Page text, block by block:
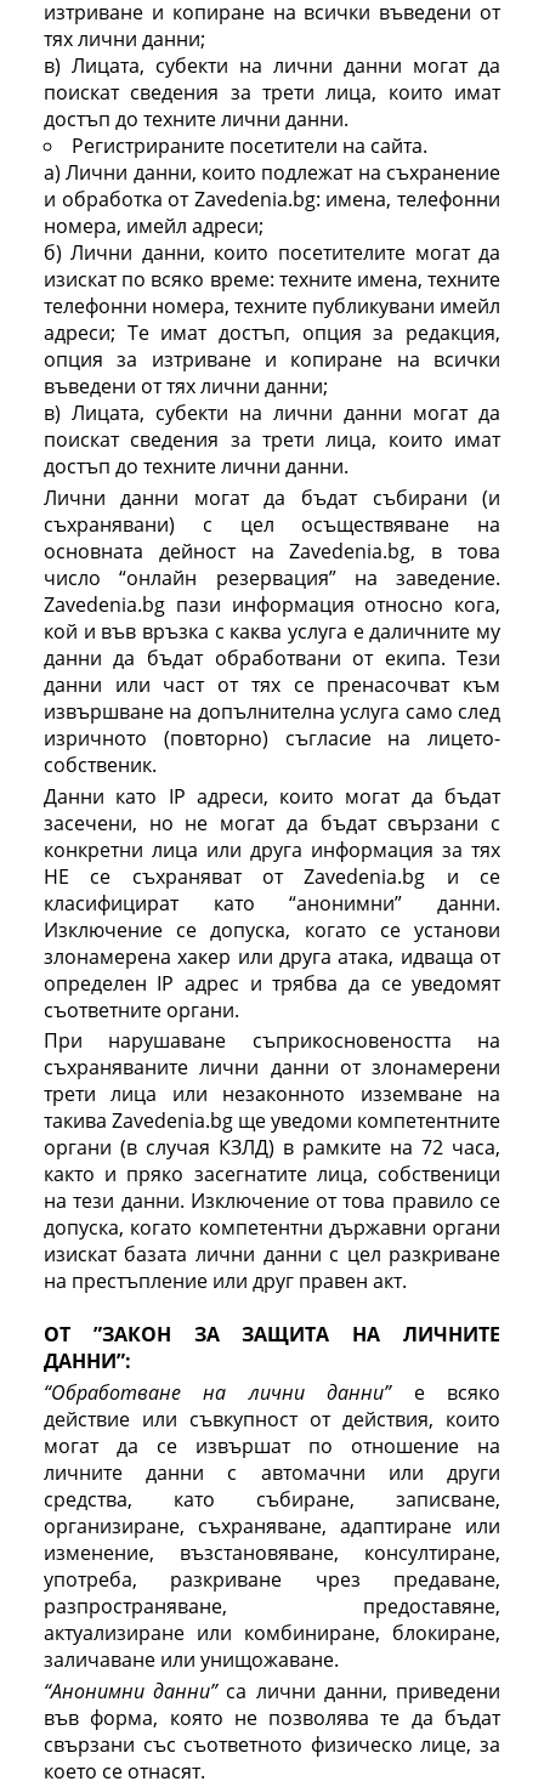
изтриване и копиране на всички въведени от
тях лични данни;
в) Лицата, субекти на лични данни могат да
поискат сведения за трети лица, които имат
достъп до техните лични данни.
Регистрираните посетители на сайта.
а) Лични данни, които подлежат на съхранение
и обработка от Zavedenia.bg: имена, телефонни
номера, имейл адреси;
б) Лични данни, които посетителите могат да
изискат по всяко време: техните имена, техните
телефонни номера, техните публикувани имейл
адреси; Те имат достъп, опция за редакция,
опция за изтриване и копиране на всички
въведени от тях лични данни;
в) Лицата, субекти на лични данни могат да
поискат сведения за трети лица, които имат
достъп до техните лични данни.
Лични данни могат да бъдат събирани (и
съхранявани) с цел осъществяване на
основната дейност на Zavedenia.bg, в това
число “онлайн резервация” на заведение.
Zavedenia.bg пази информация относно кога,
кой и във връзка с каква услуга е даличните му
данни да бъдат обработвани от екипа. Тези
данни или част от тях се пренасочват към
извършване на допълнителна услуга само след
изричното (повторно) съгласие на лицето-
собственик.
Данни като IP адреси, които могат да бъдат
засечени, но не могат да бъдат свързани с
конкретни лица или друга информация за тях
НЕ се съхраняват от Zavedenia.bg и се
класифицират като “анонимни” данни.
Изключение се допуска, когато се установи
злонамерена хакер или друга атака, идваща от
определен IP адрес и трябва да се уведомят
съответните органи.
При нарушаване съприкосновеността на
съхраняваните лични данни от злонамерени
трети лица или незаконното изземване на
такива Zavedenia.bg ще уведоми компетентните
органи (в случая КЗЛД) в рамките на 72 часа,
както и пряко засегнатите лица, собственици
на тези данни. Изключение от това правило се
допуска, когато компетентни държавни органи
изискат базата лични данни с цел разкриване
на престъпление или друг правен акт.
ОТ ”ЗАКОН ЗА ЗАЩИТА НА ЛИЧНИТЕ
ДАННИ”:
“Обработване на лични данни”е всяко
действие или съвкупност от действия, които
могат да се извършат по отношение на
личните данни с автомачни или други
средства, като събиране, записване,
организиране, съхраняване, адаптиране или
изменение, възстановяване, консултиране,
употреба, разкриване чрез предаване,
разпространяване, предоставяне,
актуализиране или комбиниране, блокиране,
заличаване или унищожаване.
“Анонимни данни”са лични данни, приведени
във форма, която не позволява те да бъдат
свързани със съответното физическо лице, за
което се отнасят.